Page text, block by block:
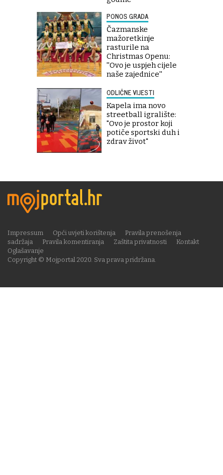
PONOS GRADA
Čazmanske
mažoretkinje
rasturile na
Christmas Openu:
''Ovo je uspjeh cijele
naše zajednice''
ODLIČNE VIJESTI
Kapela ima novo
streetball igralište:
"Ovo je prostor koji
potiče sportski duh i
zdrav život"
Copyright © Mojportal 2020. Sva prava pridržana.
Impressum Opći uvjeti korištenja
Pravila prenošenja
sadržaja
Pravila komentiranja Zaštita privatnosti
Kontakt
Oglašavanje